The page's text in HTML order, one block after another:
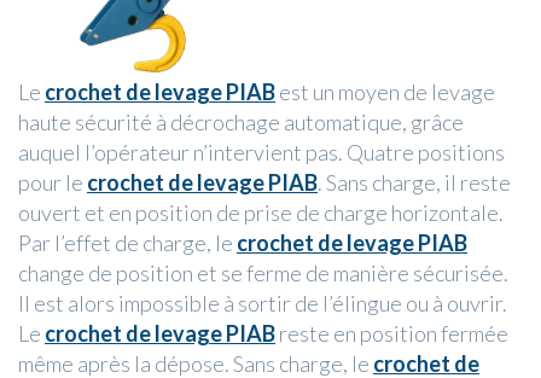
Le crochet de levage PIABest un moyen de levage
haute sécurité à décrochage automatique, grâce
auquel l’opérateur n’intervient pas. Quatre positions
pour le crochet de levage PIAB. Sans charge, il reste
ouvert et en position de prise de charge horizontale.
Par l’effet de charge, le crochet de levage PIAB
change de position et se ferme de manière sécurisée.
Il est alors impossible à sortir de l’élingue ou à ouvrir.
Le crochet de levage PIABreste en position fermée
même après la dépose. Sans charge, le crochet de